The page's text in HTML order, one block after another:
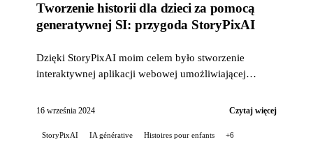
Tworzenie historii dla dzieci za pomocą
generatywnej SI: przygoda StoryPixAI
Dzięki StoryPixAI moim celem było stworzenie
interaktywnej aplikacji webowej umożliwiającej
wzbogaconych o ...
16 września 2024 Czytaj więcej
StoryPixAI IA générative Histoires pour enfants +6